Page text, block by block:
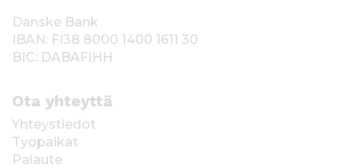
Danske Bank
IBAN: FI38 8000 1400 1611 30
BIC: DABAFIHH
Ota yhteyttä
Yhteystiedot
Työpaikat
Palaute